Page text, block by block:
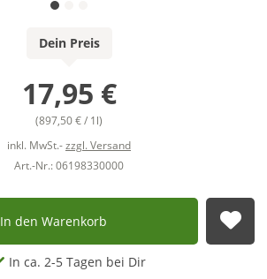
Dein Preis
17,95 €
(897,50 € / 1l)
inkl. MwSt.-zzgl. Versand
Art.-Nr.: 06198330000
In den Warenkorb
In ca. 2-5 Tagen bei Dir